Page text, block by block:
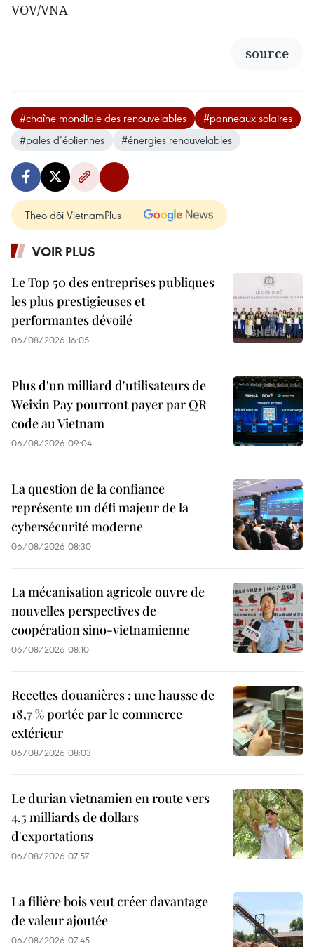
VOV/VNA
source
#chaîne mondiale des renouvelables
#panneaux solaires
#pales d’éoliennes
#énergies renouvelables
Theo dõi VietnamPlus
VOIR PLUS
Le Top 50 des entreprises publiques
les plus prestigieuses et
performantes dévoilé
06/08/2026 16:05
Plus d'un milliard d'utilisateurs de
Weixin Pay pourront payer par QR
code au Vietnam
06/08/2026 09:04
La question de la confiance
représente un défi majeur de la
cybersécurité moderne
06/08/2026 08:30
La mécanisation agricole ouvre de
nouvelles perspectives de
coopération sino-vietnamienne
06/08/2026 08:10
Recettes douanières : une hausse de
18,7 % portée par le commerce
extérieur
06/08/2026 08:03
Le durian vietnamien en route vers
4,5 milliards de dollars
d'exportations
06/08/2026 07:57
La filière bois veut créer davantage
de valeur ajoutée
06/08/2026 07:45